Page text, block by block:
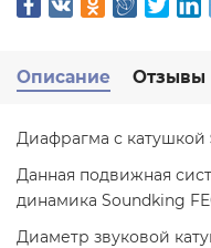
Описание Отзывы
Диафрагма с катушкой
Данная подвижная
динамика Soundking
Диаметр звуковой